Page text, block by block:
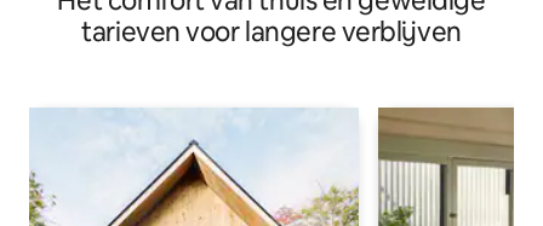
tarieven voor langere verblijven